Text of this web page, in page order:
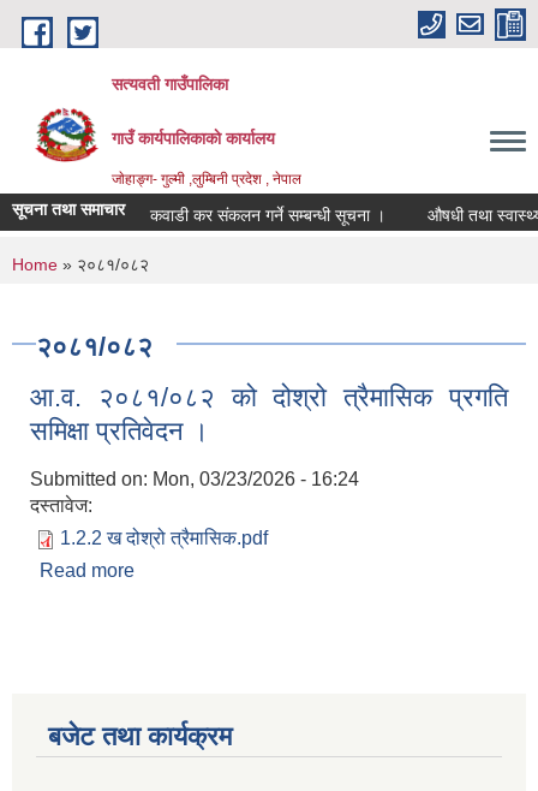
Skip to main content
सत्यवती गाउँपालिका
गाउँ कार्यपालिकाकाे कार्यालय
जाेहाङ्ग- गुल्मी ,लुम्बिनी प्रदेश , नेपाल
सूचना तथा समाचारकवाडी कर संकलन गर्ने सम्बन्धी सूचना । औषधी तथा स्वास्थ्य
You are here
Home » २०८१/०८२
२०८१/०८२
आ.व. २०८१/०८२ को दोश्रो त्रैमासिक प्रगति
समिक्षा प्रतिवेदन ।
Submitted on: Mon, 03/23/2026 - 16:24
दस्तावेज:
1.2.2 ख दोश्रो त्रैमासिक.pdf
Read more
बजेट तथा कार्यक्रम